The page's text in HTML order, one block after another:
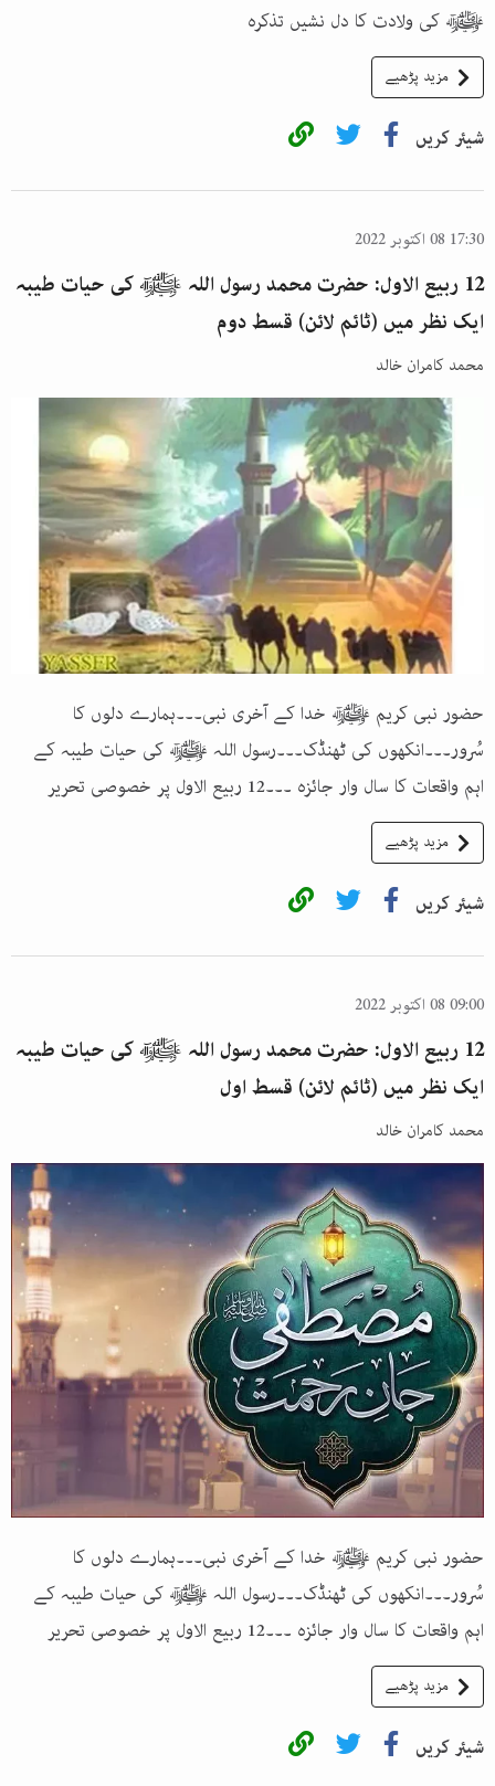
ﷺ کی ولادت کا دل نشیں تذکرہ
مزید پڑھیے
شیئر کریں
17:30 08 اکتوبر 2022
12 ربیع الاول: حضرت محمد رسول اللہ ﷺ کی حیات طیبہ
ایک نظر میں (ٹائم لائن) قسط دوم
محمد کامران خالد
حضور نبی کریم ﷺ خدا کے آخری نبی۔۔۔ہمارے دلوں کا
سُرور۔۔۔انکھوں کی ٹھنڈک۔۔۔رسول اللہ ﷺ کی حیات طیبہ کے
اہم واقعات کا سال وار جائزہ ۔۔۔12 ربیع الاول پر خصوصی تحریر
مزید پڑھیے
شیئر کریں
09:00 08 اکتوبر 2022
12 ربیع الاول: حضرت محمد رسول اللہ ﷺ کی حیات طیبہ
ایک نظر میں (ٹائم لائن) قسط اول
محمد کامران خالد
حضور نبی کریم ﷺ خدا کے آخری نبی۔۔۔ہمارے دلوں کا
سُرور۔۔۔انکھوں کی ٹھنڈک۔۔۔رسول اللہ ﷺ کی حیات طیبہ کے
اہم واقعات کا سال وار جائزہ ۔۔۔12 ربیع الاول پر خصوصی تحریر
مزید پڑھیے
شیئر کریں